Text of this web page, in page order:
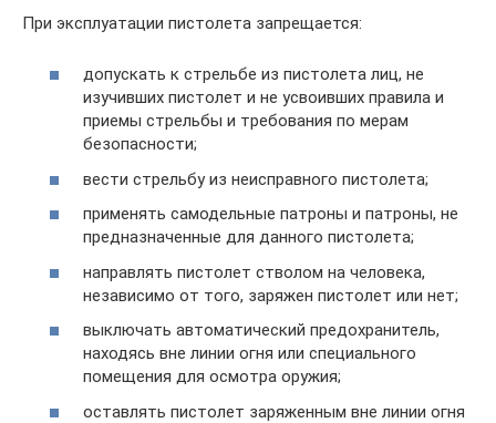
При эксплуатации пистолета запрещается:
допускать к стрельбе из пистолета лиц, не
изучивших пистолет и не усвоивших правила и
приемы стрельбы и требования по мерам
безопасности;
вести стрельбу из неисправного пистолета;
применять самодельные патроны и патроны, не
предназначенные для данного пистолета;
направлять пистолет стволом на человека,
независимо от того, заряжен пистолет или нет;
выключать автоматический предохранитель,
находясь вне линии огня или специального
помещения для осмотра оружия;
оставлять пистолет заряженным вне линии огня